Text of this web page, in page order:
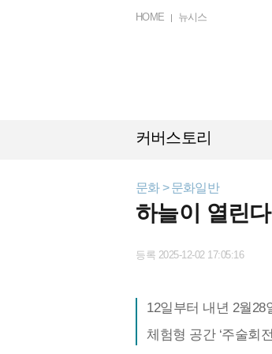
HOME 뉴시스
커버스토리
문화 > 문화일반
하늘이 열린
등록 2025-12-02 17:05:16
12일부터 내년 2월28
체험형 공간 ‘주술회